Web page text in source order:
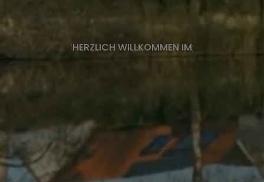
HERZLICH WILLKOMMEN IM